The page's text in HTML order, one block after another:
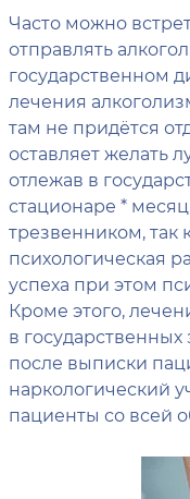
Часто можно
отправлять
государственном
лечения
там не придётся
оставляет желать
отлежав в
стационаре *
трезвенником, так
психологическая
успеха при этом
Кроме этого,
в
после выписки
наркологический
пациенты со всей